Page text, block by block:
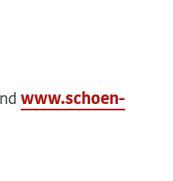
www.schoen-